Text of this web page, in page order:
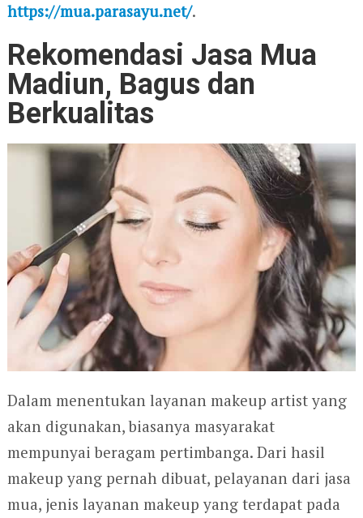
https://mua.parasayu.net/.
Rekomendasi Jasa Mua
Madiun, Bagus dan
Berkualitas
Dalam menentukan layanan makeup artist yang
akan digunakan, biasanya masyarakat
mempunyai beragam pertimbanga. Dari hasil
makeup yang pernah dibuat, pelayanan dari jasa
mua, jenis layanan makeup yang terdapat pada